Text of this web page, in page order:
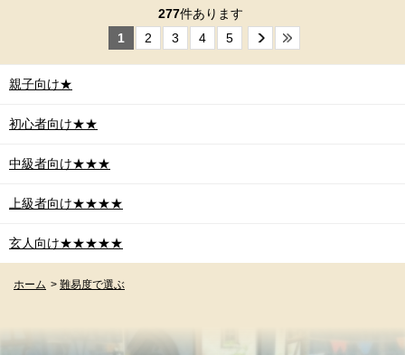
277件あります
1
2 3 4 5
親子向け★
初心者向け★★
中級者向け★★★
上級者向け★★★★
玄人向け★★★★★
ホーム > 難易度で選ぶ